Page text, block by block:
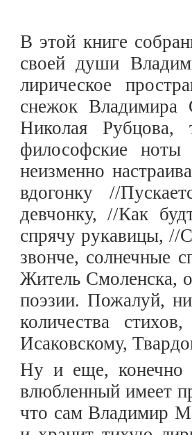
В этой книге
своей души
лирическое
снежок Владимира
Николая Рубцова,
философские
неизменно
вдогонку //
девчонку, //Как
спрячу рукавицы, //
звонче, солнечные
Житель Смоленска,
поэзии. Пожалуй,
количества
Исаковскому,
Ну и еще, конечно
влюбленный имеет
что сам Владимир